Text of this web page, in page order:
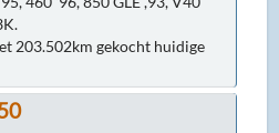
203.502km gekocht huidige